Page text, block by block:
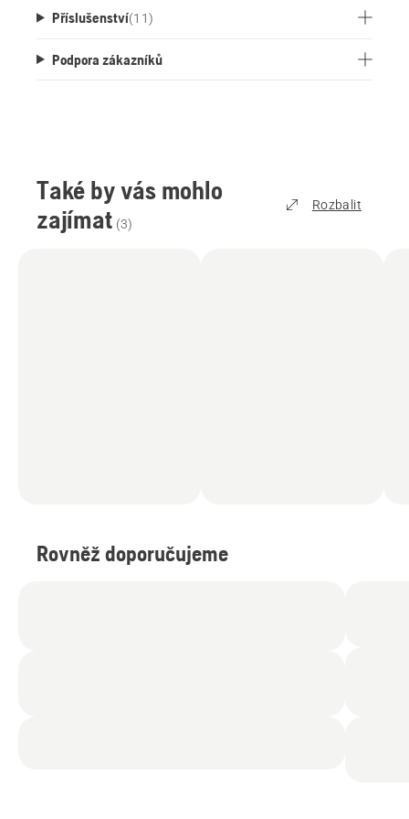
Příslušenství(11)
Podpora zákazníků
Také by vás mohlo
zajímat (3)
Rozbalit
Rovněž doporučujeme